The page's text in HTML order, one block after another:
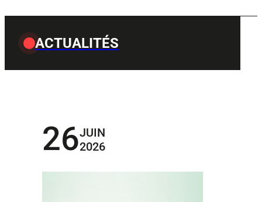
ACTUALITÉS
26JUIN
2026